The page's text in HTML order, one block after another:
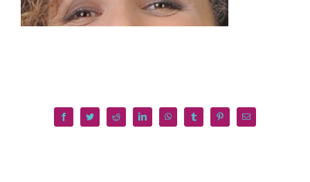
FacebookTwitter Reddit LinkedInWhatsAppTumblr PinterestEmail